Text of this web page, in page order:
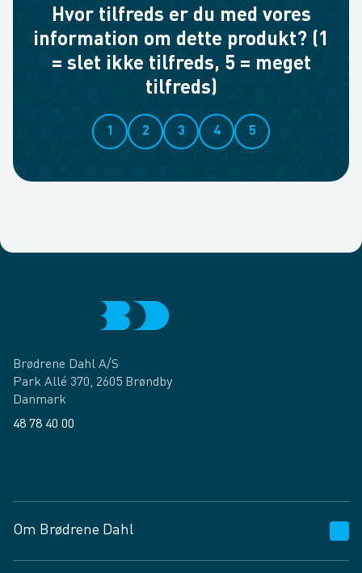
Hvor tilfreds er du med vores
information om dette produkt? (1
= slet ikke tilfreds, 5 = meget
tilfreds)
1 2 3 4 5
Brødrene Dahl A/S
Park Allé 370, 2605 Brøndby
Danmark
48 78 40 00
Om Brødrene Dahl